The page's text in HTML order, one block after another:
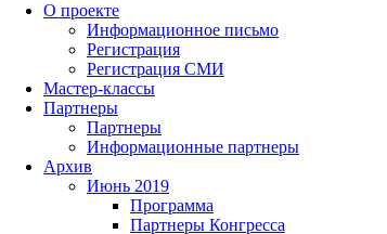
О проекте
Информационное письмо
Регистрация
Регистрация СМИ
Мастер-классы
Партнеры
Партнеры
Информационные партнеры
Архив
Июнь 2019
Программа
Партнеры Конгресса